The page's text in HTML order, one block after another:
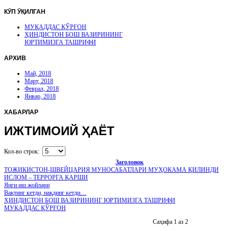
КӮП ӮҚИЛГАН
МУҚАДДАС ҚЎРҒОН
ҲИНДИСТОН БОШ ВАЗИРИНИНГ
ЮРТИМИЗГА ТАШРИФИ
АРХИВ
Май, 2018
Март, 2018
Феврал, 2018
Январ, 2018
ХАБАРЛАР
ИЖТИМОИЙ ҲАЁТ
Кол-во строк:
Заголовок
ТОЖИКИСТОН-ШВЕЙЦАРИЯ МУНОСАБАТЛАРИ МУҲОКАМА ҚИЛИНДИ
ИСЛОМ – ТЕРРОРГА ҚАРШИ
Янги иш жойлари
Вақтинг кетди, нақдинг кетди…
ҲИНДИСТОН БОШ ВАЗИРИНИНГ ЮРТИМИЗГА ТАШРИФИ
МУҚАДДАС ҚЎРҒОН
Саҳифа 1 аз 2